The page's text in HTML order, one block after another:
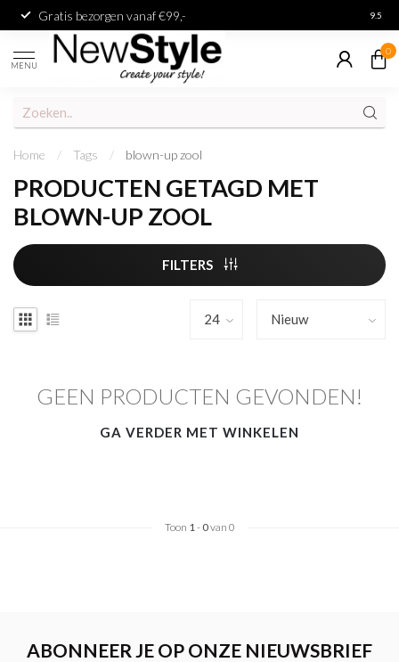
Gratis bezorgen vanaf €99,- 9.5
MENU
0
Home / Tags / blown-up zool
PRODUCTEN GETAGD MET
BLOWN-UP ZOOL
FILTERS
GEEN PRODUCTEN GEVONDEN!
GA VERDER MET WINKELEN
Toon 1- 0van 0
ABONNEER JE OP ONZE NIEUWSBRIEF